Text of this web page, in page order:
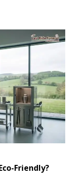
Friendly?